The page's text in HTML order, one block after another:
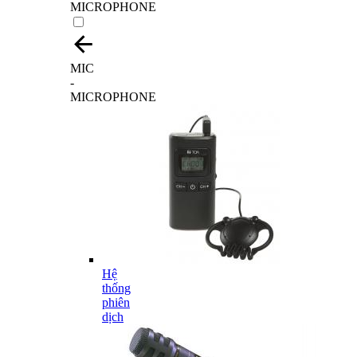
MICROPHONE
MIC
-
MICROPHONE
Hệ
thống
phiên
dịch